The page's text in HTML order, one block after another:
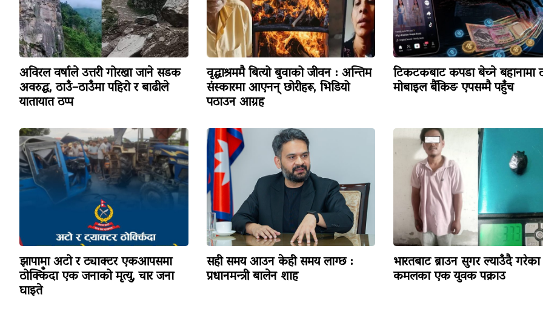
अविरल वर्षाले उत्तरी गोरखा जाने सडक
अवरुद्ध, ठाउँ–ठाउँमा पहिरो र बाढीले
यातायात ठप्प
वृद्धाश्रममै बित्यो बुवाको जीवन : अन्तिम
संस्कारमा आएनन् छोरीहरू, भिडियो
पठाउन आग्रह
टिकटकबाट कपडा बेच्ने बहानामा
मोबाइल बैंकिङ एपसम्मै पहुँच
झापामा अटो र ट्याक्टर एकआपसमा
ठोक्किँदा एक जनाको मृत्यु, चार जना
घाइते
सही समय आउन केही समय लाग्छ :
प्रधानमन्त्री बालेन शाह
भारतबाट ब्राउन सुगर ल्याउँदै गरेका
कमलका एक युवक पक्राउ